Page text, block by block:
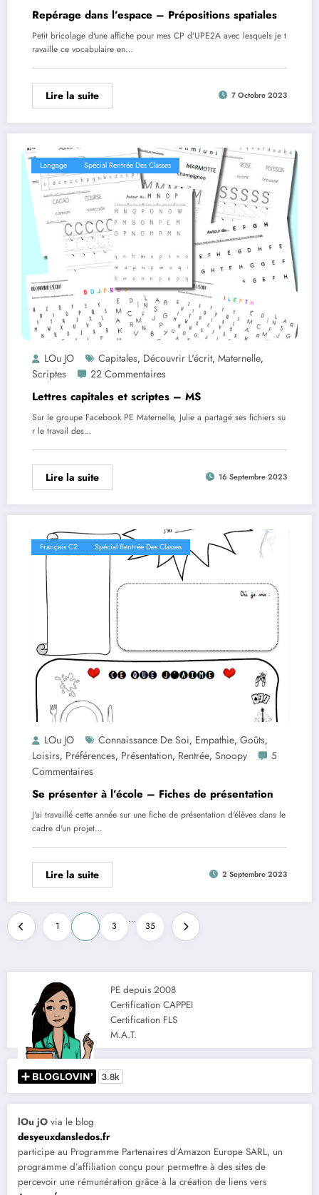
Repérage dans l’espace – Prépositions spatiales
Petit bricolage d'une affiche pour mes CP d'UPE2A avec lesquels je t
ravaille ce vocabulaire en…
Lire la suite 7 Octobre 2023
Langage Spécial Rentrée Des Classes
LOu JO Capitales, Découvrir L'écrit, Maternelle,
Scriptes 22 Commentaires
Lettres capitales et scriptes – MS
Sur le groupe Facebook PE Maternelle, Julie a partagé ses fichiers su
r le travail des…
Lire la suite 16 Septembre 2023
Français C2 Spécial Rentrée Des Classes
LOu JO Connaissance De Soi, Empathie, Goûts,
Loisirs, Préférences, Présentation, Rentrée, Snoopy
5
Commentaires
Se présenter à l’école – Fiches de présentation
J'ai travaillé cette année sur une fiche de présentation d'élèves dans le
cadre d'un projet…
Lire la suite 2 Septembre 2023
Pagination
des
publications
1 3
…
35
PE depuis 2008
Certification CAPPEI
Certification FLS
M.A.T.
lOu jO via le blog
desyeuxdansledos.fr
participe au Programme Partenaires d’Amazon Europe SARL, un
programme d’affiliation conçu pour permettre à des sites de
percevoir une rémunération grâce à la création de liens vers